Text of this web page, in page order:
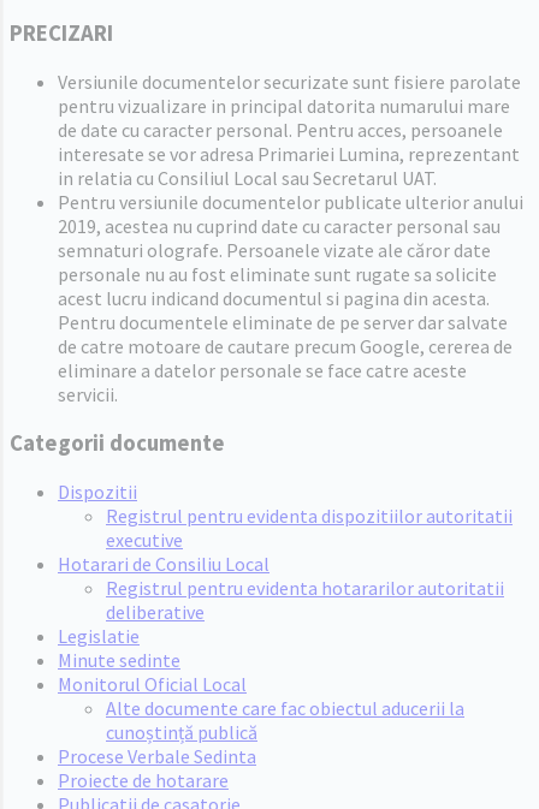
PRECIZARI
Versiunile documentelor securizate sunt fisiere parolate
pentru vizualizare in principal datorita numarului mare
de date cu caracter personal. Pentru acces, persoanele
interesate se vor adresa Primariei Lumina, reprezentant
in relatia cu Consiliul Local sau Secretarul UAT.
Pentru versiunile documentelor publicate ulterior anului
2019, acestea nu cuprind date cu caracter personal sau
semnaturi olografe. Persoanele vizate ale căror date
personale nu au fost eliminate sunt rugate sa solicite
acest lucru indicand documentul si pagina din acesta.
Pentru documentele eliminate de pe server dar salvate
de catre motoare de cautare precum Google, cererea de
eliminare a datelor personale se face catre aceste
servicii.
Categorii documente
Dispozitii
Registrul pentru evidenta dispozitiilor autoritatii
executive
Hotarari de Consiliu Local
Registrul pentru evidenta hotararilor autoritatii
deliberative
Legislatie
Minute sedinte
Monitorul Oficial Local
Alte documente care fac obiectul aducerii la
cunoștință publică
Procese Verbale Sedinta
Proiecte de hotarare
Publicatii de casatorie